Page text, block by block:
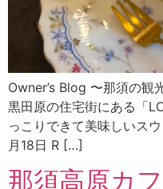
Owner’s Blog 〜那須の観
黒田原の住宅街にある「
っこりできて美味しいス
月18日 R […]
那須高原カ